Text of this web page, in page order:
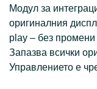
Модул за
оригиналния
play – без
Запазва всички
Управлението е